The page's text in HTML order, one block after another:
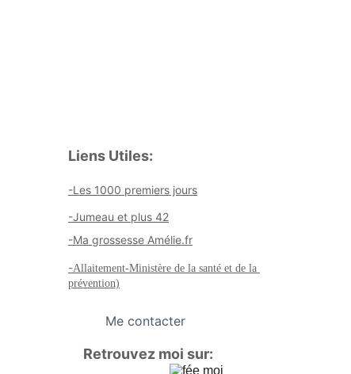
Retrouvez moi sur:
Me contacter
Liens Utiles:
-Les 1000 premiers jours
-Jumeau et plus 42
-Ma grossesse Amélie.fr
-Allaitement-Ministère de la santé et de la
prévention)